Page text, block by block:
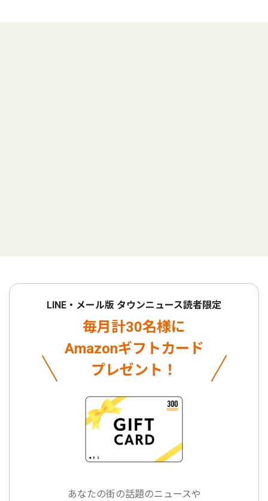
LINE・メール版 タウンニュース読者限定
毎月計30名様に
Amazonギフトカード
プレゼント！
あなたの街の話題のニュースや